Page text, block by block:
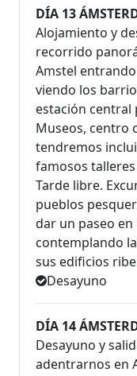
DÍA 13
Alojamiento y
recorrido
Amstel
viendo los
estación central
Museos, centro
tendremos
famosos
Tarde libre.
pueblos
dar un paseo
contemplando
sus edificios
Desayuno
DÍA 14
Desayuno y
adentrarnos en